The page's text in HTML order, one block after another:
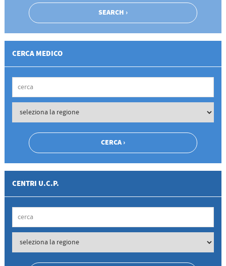
CERCA MEDICO
CENTRI U.C.P.